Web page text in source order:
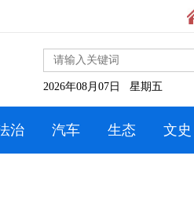
2026年08月07日 星期五
治 汽车 生态 文史